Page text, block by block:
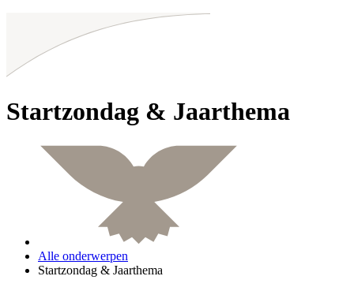
Startzondag & Jaarthema
Alle onderwerpen
Startzondag & Jaarthema